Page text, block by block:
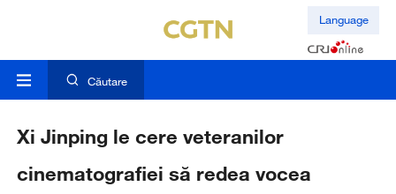
Language
Căutare
Xi Jinping le cere veteranilor
cinematografiei să redea vocea